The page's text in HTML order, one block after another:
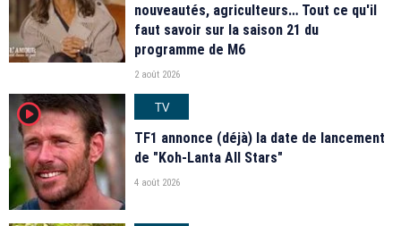
nouveautés, agriculteurs… Tout ce qu'il
faut savoir sur la saison 21 du
programme de M6
2 août 2026
player2
TV
TF1 annonce (déjà) la date de lancement
de "Koh-Lanta All Stars"
4 août 2026